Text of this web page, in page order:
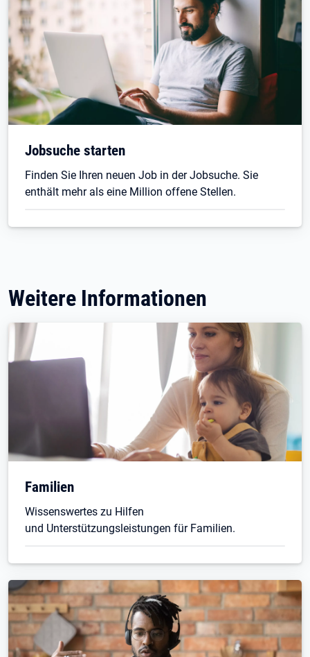
Jobsuche starten
Finden Sie Ihren neuen Job in der Jobsuche. Sie
enthält mehr als eine Million offene Stellen.
Weitere Informationen
Familien
Wissenswertes zu Hilfen
und Unterstützungsleistungen für Familien.